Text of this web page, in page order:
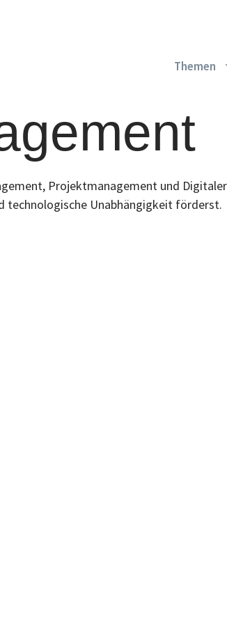
Themen
Projektmanagement und
Unabhängigkeit förderst.